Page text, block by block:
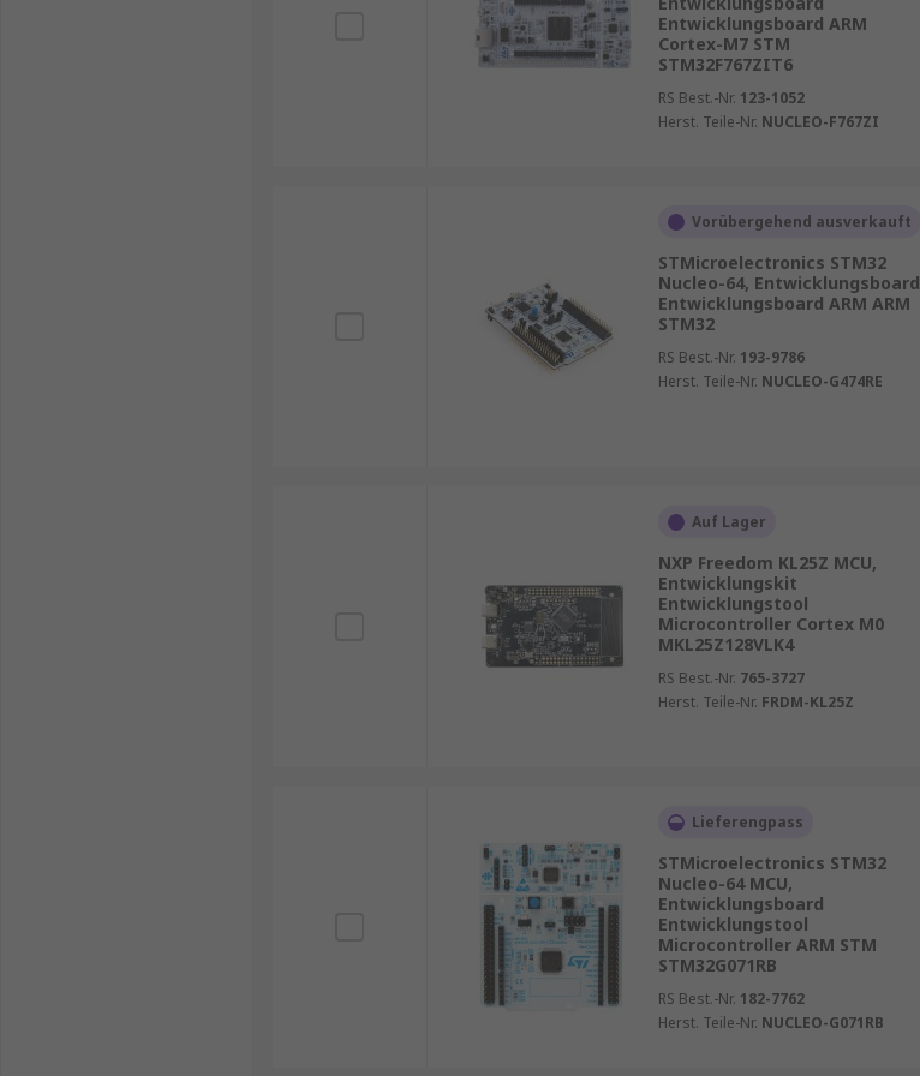
Entwicklungsboard ARM
Cortex-M7 STM
STM32F767ZIT6
RS Best.-Nr. 123-1052
Herst. Teile-Nr. NUCLEO-F767ZI
Vorübergehend ausverkauft
STMicroelectronics STM32
Nucleo-64, Entwicklungsboard
Entwicklungsboard ARM ARM
STM32
RS Best.-Nr. 193-9786
Herst. Teile-Nr. NUCLEO-G474RE
Auf Lager
NXP Freedom KL25Z MCU,
Entwicklungskit
Entwicklungstool
Microcontroller Cortex M0
MKL25Z128VLK4
RS Best.-Nr. 765-3727
Herst. Teile-Nr. FRDM-KL25Z
Lieferengpass
STMicroelectronics STM32
Nucleo-64 MCU,
Entwicklungsboard
Entwicklungstool
Microcontroller ARM STM
STM32G071RB
RS Best.-Nr. 182-7762
Herst. Teile-Nr. NUCLEO-G071RB